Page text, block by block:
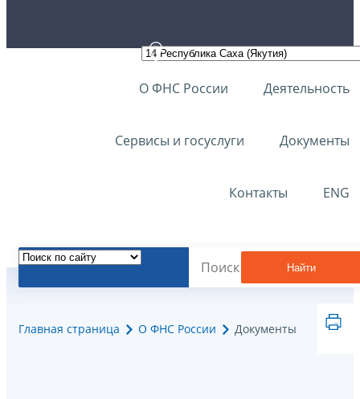
О ФНС России Деятельность
Сервисы и госуслуги Документы
Контакты ENG
Найти
Главная страница О ФНС России Документы